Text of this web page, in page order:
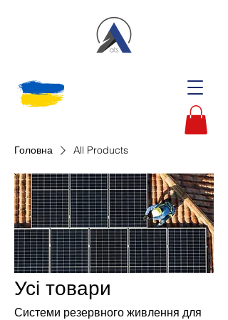
Головна All Products
Усі товари
Системи резервного живлення для